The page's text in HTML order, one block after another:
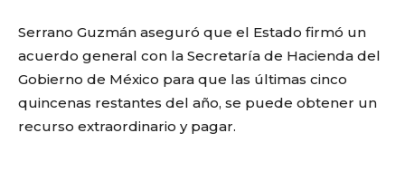
Serrano Guzmán aseguró que el Estado firmó un
acuerdo general con la Secretaría de Hacienda del
Gobierno de México para que las últimas cinco
quincenas restantes del año, se puede obtener un
recurso extraordinario y pagar.